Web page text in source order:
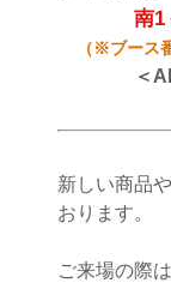
南1
（※ブース
＜ABC
新しい商品
おります。
ご来場の際